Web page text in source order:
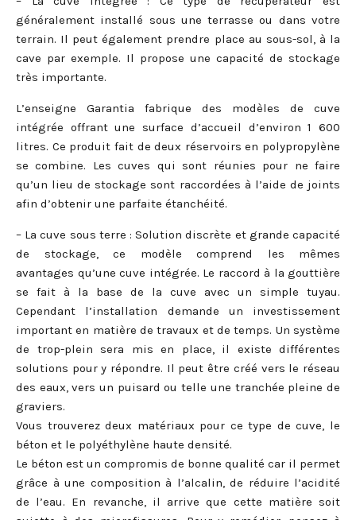
généralement installé sous une terrasse ou dans votre
terrain. Il peut également prendre place au sous-sol, à la
cave par exemple. Il propose une capacité de stockage
très importante.
L’enseigne Garantia fabrique des modèles de cuve
intégrée offrant une surface d’accueil d’environ 1 600
litres. Ce produit fait de deux réservoirs en polypropylène
se combine. Les cuves qui sont réunies pour ne faire
qu’un lieu de stockage sont raccordées à l’aide de joints
afin d’obtenir une parfaite étanchéité.
– La cuve sous terre : Solution discrète et grande capacité
de stockage, ce modèle comprend les mêmes
avantages qu’une cuve intégrée. Le raccord à la gouttière
se fait à la base de la cuve avec un simple tuyau.
Cependant l’installation demande un investissement
important en matière de travaux et de temps. Un système
de trop-plein sera mis en place, il existe différentes
solutions pour y répondre. Il peut être créé vers le réseau
des eaux, vers un puisard ou telle une tranchée pleine de
graviers.
Vous trouverez deux matériaux pour ce type de cuve, le
béton et le polyéthylène haute densité.
Le béton est un compromis de bonne qualité car il permet
grâce à une composition à l’alcalin, de réduire l’acidité
de l’eau. En revanche, il arrive que cette matière soit